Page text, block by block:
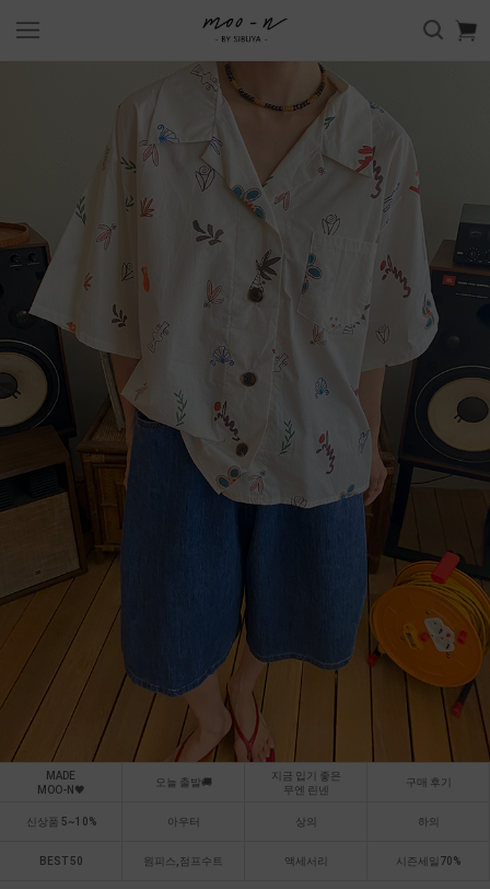
MADE
MOO-N🖤
오늘 출발🚚
지금 입기 좋은
무엔 린넨
구매 후기
신상품 5~10% 아우터 상의 하의
BEST 50 원피스,점프수트 액세서리 시즌세일70%